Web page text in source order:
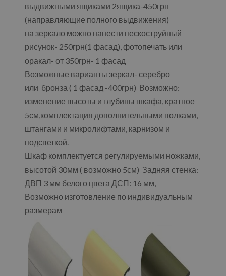
выдвижными ящиками 2ящика-450грн
(направляющие полного выдвижения)
на зеркало можно нанести пескоструйный
рисунок- 250грн(1 фасад), фотопечать или
оракал- от 350грн- 1 фасад
Возможные варианты зеркал- серебро
или бронза ( 1 фасад -400грн) Возможно:
изменение высоты и глубины шкафа, кратное
5см,комплектация дополнительными полками,
штангами и микролифтами, карнизом и
подсветкой.
Шкаф комплектуется регулируемыми ножками,
высотой 30мм ( возможно 5см) Задняя стенка:
ДВП 3 мм белого цвета ДСП: 16 мм,
Возможно изготовление по индивидуальным
размерам